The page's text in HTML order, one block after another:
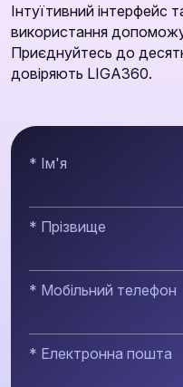
Інтуїтивний інтерфейс
використання
Приєднуйтесь до
довіряють LIGA360.
* Ім'я
* Прізвище
* Мобільний телефон
* Електронна пошта